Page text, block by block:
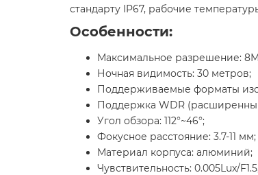
стандарту IP67, рабочие
Особенности:
Максимальное разрешение:
Ночная видимость: 30 метров;
Поддерживаемые форматы
Поддержка WDR
Угол обзора: 112°~46°;
Фокусное расстояние: 3.7-11 мм;
Материал корпуса: алюминий;
Чувствительность: 0.005Lux/